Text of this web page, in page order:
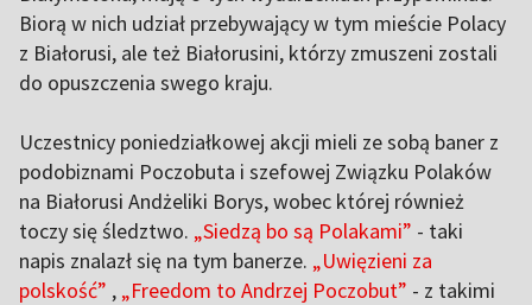
Biorą w nich udział przebywający w tym mieście Polacy
z Białorusi, ale też Białorusini, którzy zmuszeni zostali
do opuszczenia swego kraju.
Uczestnicy poniedziałkowej akcji mieli ze sobą baner z
podobiznami Poczobuta i szefowej Związku Polaków
na Białorusi Andżeliki Borys, wobec której również
toczy się śledztwo. „Siedzą bo są Polakami” - taki
napis znalazł się na tym banerze. „Uwięzieni za
polskość” , „Freedom to Andrzej Poczobut” - z takimi